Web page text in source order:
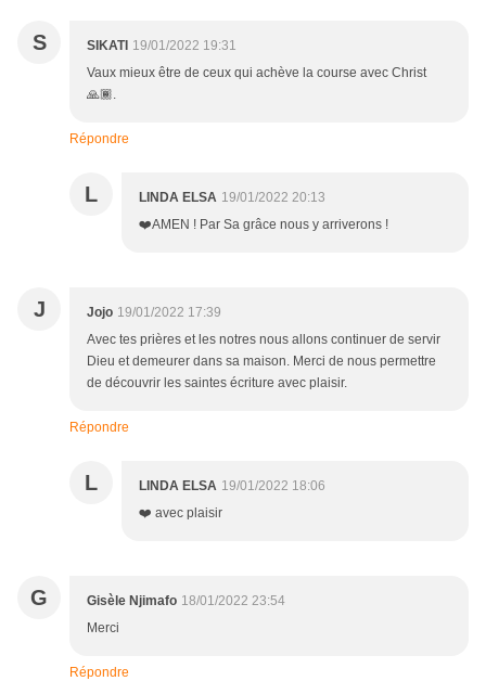
S SIKATI 19/01/2022 19:31
Vaux mieux être de ceux qui achève la course avec Christ
🙏🏾.
Répondre
L LINDA ELSA 19/01/2022 20:13
❤️AMEN ! Par Sa grâce nous y arriverons !
J Jojo 19/01/2022 17:39
Avec tes prières et les notres nous allons continuer de servir
Dieu et demeurer dans sa maison. Merci de nous permettre
de découvrir les saintes écriture avec plaisir.
Répondre
L LINDA ELSA 19/01/2022 18:06
❤️ avec plaisir
G Gisèle Njimafo 18/01/2022 23:54
Merci
Répondre